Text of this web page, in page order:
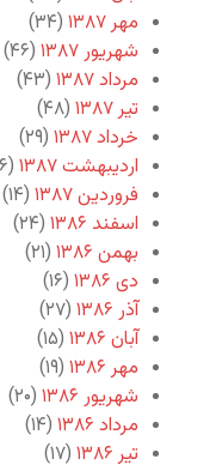
مهر ۱۳۸۷
(۳۴)
شهریور ۱۳۸۷
(۴۶)
مرداد ۱۳۸۷
(۴۳)
تیر ۱۳۸۷
(۴۸)
خرداد ۱۳۸۷
(۲۹)
اردیبهشت ۱۳۸۷
(۲۶)
فروردین ۱۳۸۷
(۱۴)
اسفند ۱۳۸۶
(۲۴)
بهمن ۱۳۸۶
(۲۱)
دی ۱۳۸۶
(۱۶)
آذر ۱۳۸۶
(۲۷)
آبان ۱۳۸۶
(۱۵)
مهر ۱۳۸۶
(۱۹)
شهریور ۱۳۸۶
(۲۰)
مرداد ۱۳۸۶
(۱۴)
تیر ۱۳۸۶
(۱۷)